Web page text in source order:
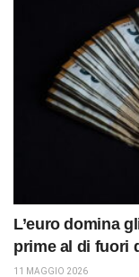
L’euro domina
prime al di fuori
11 MAGGIO 2026